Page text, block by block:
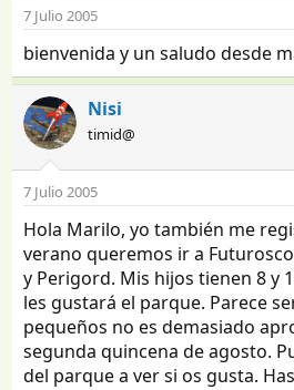
7 Julio 2005
bienvenida y un saludo desde
Nisi
timid@
7 Julio 2005
Hola Marilo, yo también me
verano queremos ir a
y Perigord. Mis hijos tienen 8 y
les gustará el parque. Parece
pequeños no es demasiado
segunda quincena de agosto.
del parque a ver si os gusta.